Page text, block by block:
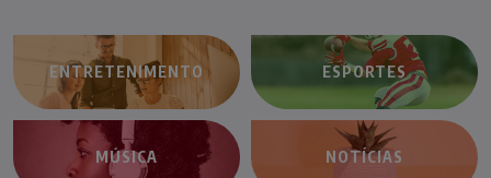
ENTRETENIMENTO ESPORTES
MÚSICA NOTÍCIAS